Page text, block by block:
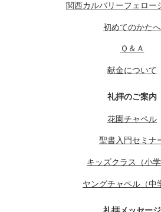
関西カルバリーフェロー
初めてのかたへ
Ｑ＆Ａ
献金について
礼拝のご案内
花園チャペル
聖書入門セミナ
キッズクラス（小学
ヤングチャペル（中